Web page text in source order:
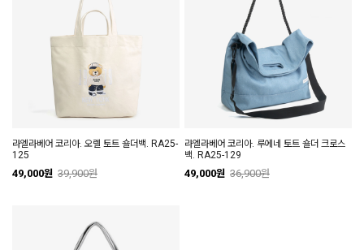
라엘라베어 코리아. 오렐 토트 숄더백. RA25-
125
49,000원 39,900원
라엘라베어 코리아. 루에네 토트 숄더 크로스
백. RA25-129
49,000원 36,900원